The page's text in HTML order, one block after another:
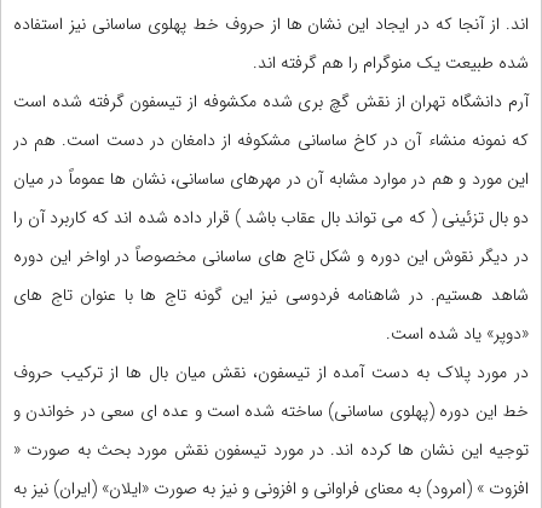
اند. از آنجا که در ایجاد این نشان ها از حروف خط پهلوی ساسانی نیز استفاده
شده طبیعت یک منوگرام را هم گرفته اند.
آرم دانشگاه تهران از نقش گچ بری شده مکشوفه از تیسفون گرفته شده است
که نمونه منشاء آن در کاخ ساسانی مشکوفه از دامغان در دست است. هم در
این مورد و هم در موارد مشابه آن در مهرهای ساسانی، نشان ها عموماً در میان
دو بال تزئینی ( که می تواند بال عقاب باشد ) قرار داده شده اند که کاربرد آن را
در دیگر نقوش این دوره و شکل تاج های ساسانی مخصوصاً در اواخر این دوره
شاهد هستیم. در شاهنامه فردوسی نیز این گونه تاج ها با عنوان تاج های
«دوپر» یاد شده است.
در مورد پلاک به دست آمده از تیسفون، نقش میان بال ها از ترکیب حروف
خط این دوره (پهلوی ساسانی) ساخته شده است و عده ای سعی در خواندن و
توجیه این نشان ها کرده اند. در مورد تیسفون نقش مورد بحث به صورت «
افزوت » (امرود) به معنای فراوانی و افزونی و نیز به صورت «ایلان» (ایران) نیز به